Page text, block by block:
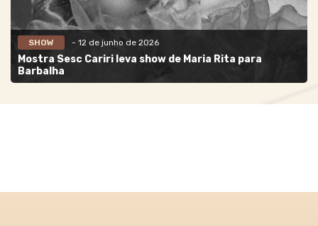
SHOW - 12 de junho de 2026
Mostra Sesc Cariri leva show de Maria Rita para
Barbalha